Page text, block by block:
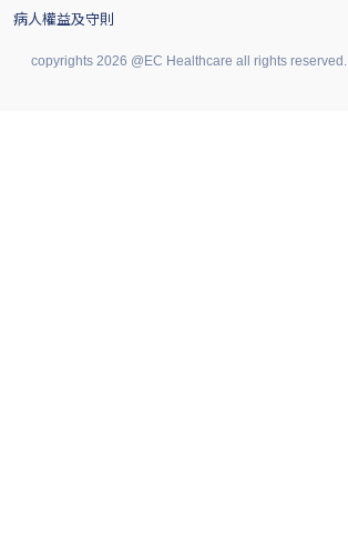
病人權益及守則
copyrights 2026 @EC Healthcare all rights reserved.